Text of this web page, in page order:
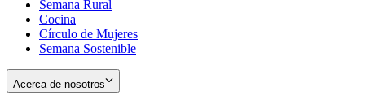
Semana Rural
Cocina
Círculo de Mujeres
Semana Sostenible
Acerca de nosotros